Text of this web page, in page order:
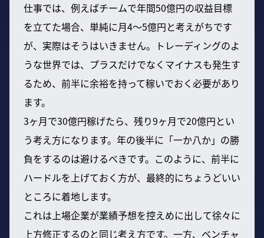
仕事では、例えばチームで年間50億円の収益目標
を立てた場合、単純に月4〜5億円と考えがちです
が、実際はそうはいきません。トレーディングのよ
うな世界では、プラスだけでなくマイナスも発生す
るため、前半に余裕を持って稼いでおく必要があり
ます。
3ヶ月で30億円稼げたら、残り9ヶ月で20億円とい
う考え方になります。年の後半に「一か八か」の勝
負をするのは避けるべきです。このように、前半に
ハードルを上げておく方が、最終的にちょうどいい
ところに着地します。
これは上場企業が業績予想を控えめに出して徐々に
上方修正するのと同じ考え方です。一方、ベンチャ